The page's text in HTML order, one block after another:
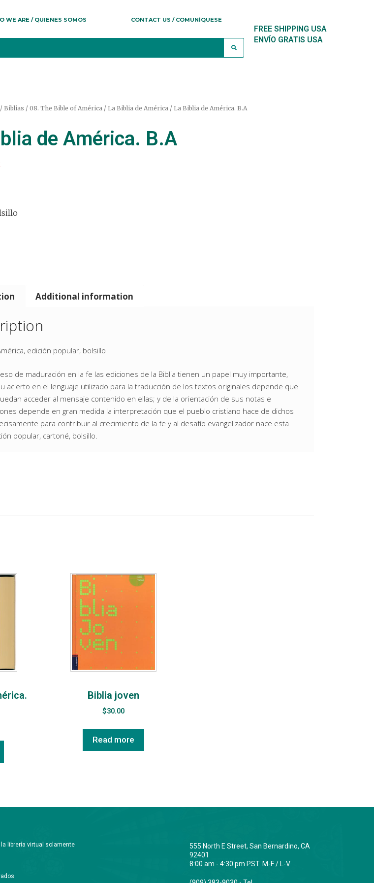
WE ARE / QUIENES SOMOS CONTACT US / COMUNÍQUESE
FREE SHIPPING USA
ENVÍO GRATIS USA
Biblias / 08. The Bible of América / La Biblia de América/ La Biblia de América. B.A
de América. B.A
Additional information
edición popular, bolsillo
de maduración en la fe las ediciones de la Biblia tienen un papel muy importante,
acierto en el lenguaje utilizado para la traducción de los textos originales depende que
acceder al mensaje contenido en ellas; y de la orientación de sus notas e
depende en gran medida la interpretación que el pueblo cristiano hace de dichos
para contribuir al crecimiento de la fe y al desafío evangelizador nace esta
popular, cartoné, bolsillo.
Biblia joven
$30.00
Read more
la librería virtual solamente
555 North E Street, San Bernardino, CA
92401
8:00 am - 4:30 pm PST. M-F / L-V